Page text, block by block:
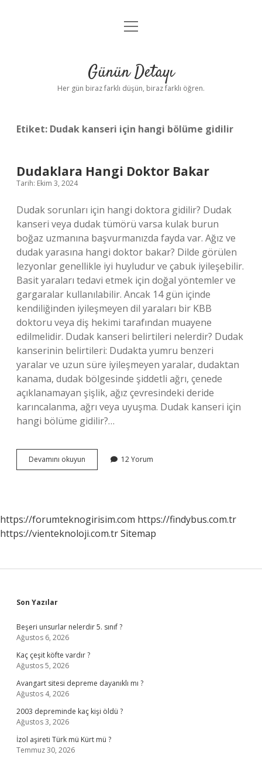
Anasayfa
Yasal Uyarı
menüyü
Günün Detayı
Her gün biraz farklı düşün, biraz farklı öğren.
Etiket: Dudak kanseri için hangi bölüme gidilir
Dudaklara Hangi Doktor Bakar
Tarih: Ekim 3, 2024
Dudak sorunları için hangi doktora gidilir? Dudak
kanseri veya dudak tümörü varsa kulak burun
boğaz uzmanına başvurmanızda fayda var. Ağız ve
dudak yarasına hangi doktor bakar? Dilde görülen
lezyonlar genellikle iyi huyludur ve çabuk iyileşebilir.
Basit yaraları tedavi etmek için doğal yöntemler ve
gargaralar kullanılabilir. Ancak 14 gün içinde
kendiliğinden iyileşmeyen dil yaraları bir KBB
doktoru veya diş hekimi tarafından muayene
edilmelidir. Dudak kanseri belirtileri nelerdir? Dudak
kanserinin belirtileri: Dudakta yumru benzeri
yaralar ve uzun süre iyileşmeyen yaralar, dudaktan
kanama, dudak bölgesinde şiddetli ağrı, çenede
açıklanamayan şişlik, ağız çevresindeki deride
karıncalanma, ağrı veya uyuşma. Dudak kanseri için
hangi bölüme gidilir?…
Devamını okuyun Dudaklara
Hangi
12 Yorum
https://forumteknogirisim.com https://findybus.com.tr
https://vienteknoloji.com.trSitemap
Sidebar
Son Yazılar
Beşeri unsurlar nelerdir 5. sınıf ?
Ağustos 6, 2026
Kaç çeşit köfte vardır ?
Ağustos 5, 2026
Avangart sitesi depreme dayanıklı mı ?
Ağustos 4, 2026
2003 depreminde kaç kişi öldü ?
Ağustos 3, 2026
İzol aşireti Türk mü Kürt mü ?
Temmuz 30, 2026